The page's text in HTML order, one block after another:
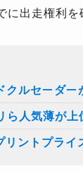
出走権利
クルセーダー
ら人気薄が上
ントプライ